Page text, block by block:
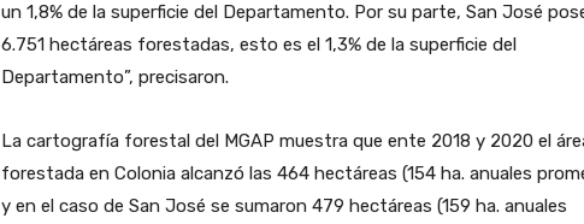
un 1,8% de la superficie del Departamento. Por su parte, San José
6.751 hectáreas forestadas, esto es el 1,3% de la superficie del
Departamento”, precisaron.
La cartografía forestal del MGAP muestra que ente 2018 y 2020 el
forestada en Colonia alcanzó las 464 hectáreas (154 ha. anuales
y en el caso de San José se sumaron 479 hectáreas (159 ha. anuales